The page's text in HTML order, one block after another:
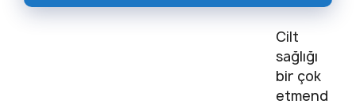
Cilt
sağlığı
bir çok
etmend